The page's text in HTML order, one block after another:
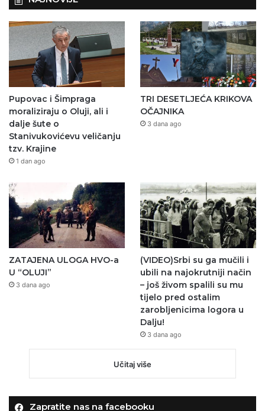
Pupovac i Šimpraga
moraliziraju o Oluji, ali i
dalje šute o
Stanivukovićevu veličanju
tzv. Krajine
1 dan ago
TRI DESETLJEĆA KRIKOVA
OČAJNIKA
3 dana ago
ZATAJENA ULOGA HVO-a
U “OLUJI”
3 dana ago
(VIDEO)Srbi su ga mučili i
ubili na najokrutniji način
– još živom spalili su mu
tijelo pred ostalim
zarobljenicima logora u
Dalju!
3 dana ago
Učitaj više
Zapratite nas na facebooku